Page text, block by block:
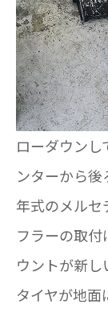
ローダウン
ンターから
年式のメルセ
フラーの取
ウントが新
タイヤが地